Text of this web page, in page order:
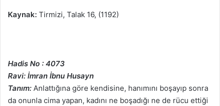
Kaynak: Tirmizi, Talak 16, (1192)
Hadis No : 4073
Ravi: İmran İbnu Husayn
Tanım: Anlattığına göre kendisine, hanımını boşayıp sonra
da onunla cima yapan, kadını ne boşadığı ne de rücu ettiği